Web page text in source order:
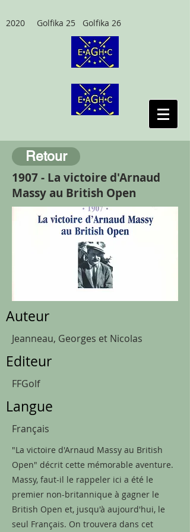
2020 Golfika 25 Golfika 26
Retour
1907 - La victoire d'Arnaud
Massy au British Open
Auteur
Jeanneau, Georges et Nicolas
Editeur
FFGolf
Langue
Français
"La victoire d'Arnaud Massy au British
Open" décrit cette mémorable aventure.
Massy, faut-il le rappeler ici a été le
premier non-britannique à gagner le
British Open et, jusqu'à aujourd'hui, le
seul Français. On trouvera dans cet